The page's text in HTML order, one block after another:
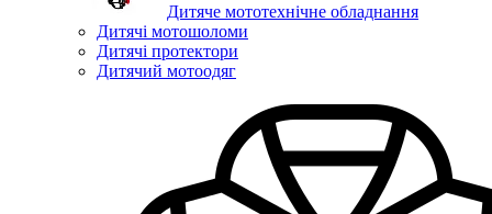
Дитяче мототехнічне обладнання
Дитячі мотошоломи
Дитячі протектори
Дитячий мотоодяг